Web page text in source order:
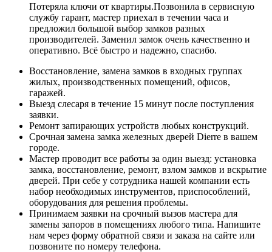
Потеряла ключи от квартиры.Позвонила в сервисную
службу гарант, мастер приехал в течении часа и
предложил большой выбор замков разных
производителей. Заменил замок очень качественно и
оперативно. Всё быстро и надежно, спасибо.
Восстановление, замена замков в входных группах
жилых, производственных помещений, офисов,
гаражей.
Выезд слесаря в течение 15 минут после поступления
заявки.
Ремонт запирающих устройств любых конструкций.
Срочная замена замка железных дверей Dierre в вашем
городе.
Мастер проводит все работы за один выезд: установка
замка, восстановление, ремонт, взлом замков и вскрытие
дверей. При себе у сотрудника нашей компании есть
набор необходимых инструментов, приспособлений,
оборудования для решения проблемы.
Принимаем заявки на срочный вызов мастера для
замены запоров в помещениях любого типа. Напишите
нам через форму обратной связи и заказа на сайте или
позвоните по номеру телефона.